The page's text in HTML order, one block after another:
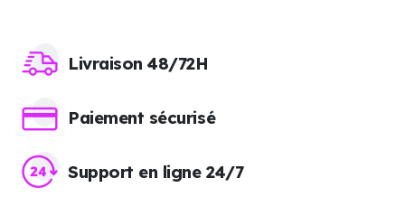
Livraison 48/72H
Paiement sécurisé
Support en ligne 24/7